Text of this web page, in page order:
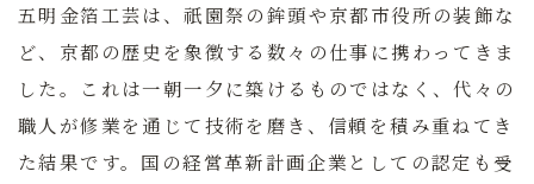
五明金箔工芸は、祇園祭の鉾頭や京都市役所の装飾な
ど、京都の歴史を象徴する数々の仕事に携わってきま
した。これは一朝一夕に築けるものではなく、代々の
職人が修業を通じて技術を磨き、信頼を積み重ねてき
た結果です。国の経営革新計画企業としての認定も受